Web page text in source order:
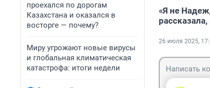
проехался по дорогам
Казахстана и оказался в
восторге — почему?
Миру угрожают новые вирусы
и глобальная климатическая
катастрофа: итоги недели
«Я не
26 июля 2025,